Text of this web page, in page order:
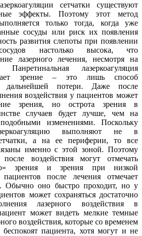
сетчатки существуют
эффекты. Поэтому этот метод
только тогда, когда уже
сосуды или риск их появления
развития слепоты при появлении
настолько высока, что
лазерного лечения, несмотря на
лазеркоагуляция
зрение – это лишь способ
дальнейшей потери. Даже после
воздействия у пациентов может
зрения, но острота зрения в
случаев будет лучше, чем на
изменениями. Поскольку
выполняют не в
а на ее периферии, то все
именно с этой зоной. Поэтому
воздействия могут отмечать
зрения и зрения при низкой
после лечения отмечает
Обычно оно быстро проходит, но у
может сохраняться достаточно
лазерного воздействия в
может видеть мелкие темные
воздействия, которые со временем
пациента, хотя могут и не